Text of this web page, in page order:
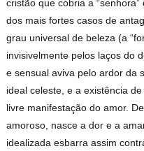
cristão que cobria a
dos mais fortes casos de
grau universal de beleza (a
invisivelmente pelos laços do
e sensual aviva pelo ardor da
ideal celeste, e a existência
livre manifestação do amor.
amoroso, nasce a dor e a
idealizada esbarra assim